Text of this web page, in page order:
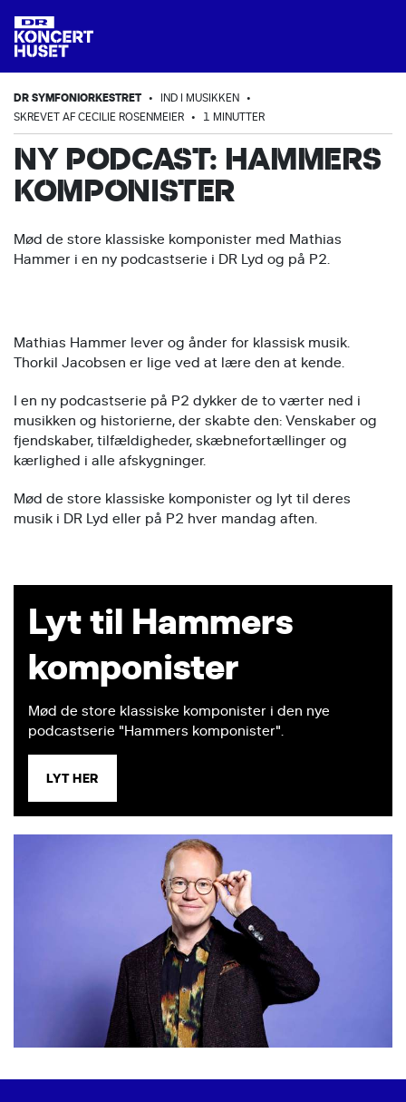
DR SYMFONIORKESTRET • IND I MUSIKKEN
•
SKREVET AF CECILIE ROSENMEIER • 1 MINUTTER
NY PODCAST: HAMMERS
KOMPONISTER
Mød de store klassiske komponister med Mathias
Hammer i en ny podcastserie i DR Lyd og på P2.
Mathias Hammer lever og ånder for klassisk musik.
Thorkil Jacobsen er lige ved at lære den at kende.
I en ny podcastserie på P2 dykker de to værter ned i
musikken og historierne, der skabte den: Venskaber og
fjendskaber, tilfældigheder, skæbnefortællinger og
kærlighed i alle afskygninger.
Mød de store klassiske komponister og lyt til deres
musik i DR Lyd eller på P2 hver mandag aften.
Lyt til Hammers
komponister
Mød de store klassiske komponister i den nye
podcastserie "Hammers komponister".
LYT HER